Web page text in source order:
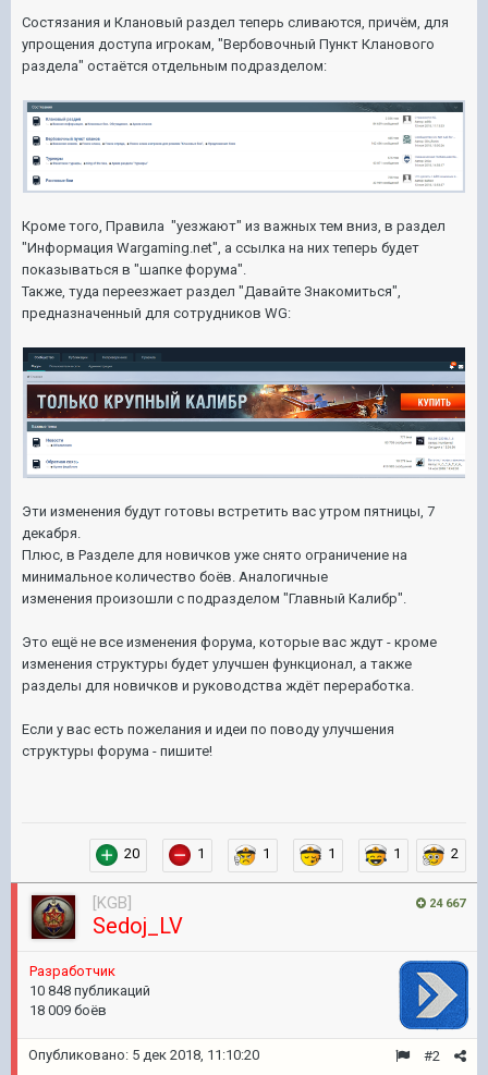
Состязания и Клановый раздел теперь сливаются, причём, для
упрощения доступа игрокам, "Вербовочный Пункт Кланового
раздела" остаётся отдельным подразделом:
Кроме того, Правила "уезжают" из важных тем вниз, в раздел
"Информация Wargaming.net", а ссылка на них теперь будет
показываться в "шапке форума".
Также, туда переезжает раздел "Давайте Знакомиться",
предназначенный для сотрудников WG:
Эти изменения будут готовы встретить вас утром пятницы, 7
декабря.
Плюс, в Разделе для новичков уже снято ограничение на
минимальное количество боёв. Аналогичные
изменения произошли с подразделом "Главный Калибр".
Это ещё не все изменения форума, которые вас ждут - кроме
изменения структуры будет улучшен функционал, а также
разделы для новичков и руководства ждёт переработка.
Если у вас есть пожелания и идеи по поводу улучшения
структуры форума - пишите!
20 1 1 1 1 2
24 667
[KGB]
Sedoj_LV
Pазработчик
10 848 публикаций
18 009 боёв
#2
Опубликовано: 5 дек 2018, 11:10:20